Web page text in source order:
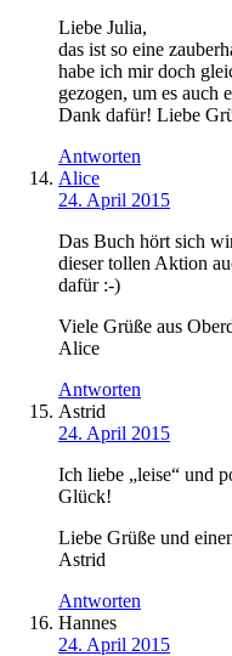
Liebe Julia,
das ist so eine
habe ich mir doch
gezogen, um es auch
Dank dafür! Liebe
Antworten
Alice
24. April 2015
Das Buch hört sich
dieser tollen Aktion
dafür :-)
Viele Grüße aus
Alice
Antworten
Astrid
24. April 2015
Ich liebe „leise“ und
Glück!
Liebe Grüße und
Astrid
Antworten
Hannes
24. April 2015